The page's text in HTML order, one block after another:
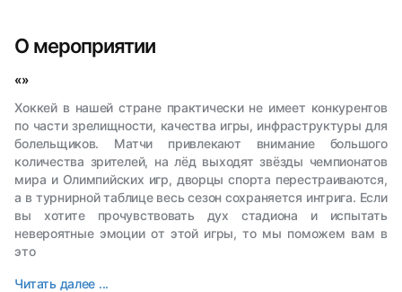
О мероприятии
«»
Хоккей в нашей стране практически не имеет конкурентов
по части зрелищности, качества игры, инфраструктуры для
болельщиков. Матчи привлекают внимание большого
количества зрителей, на лёд выходят звёзды чемпионатов
мира и Олимпийских игр, дворцы спорта перестраиваются,
а в турнирной таблице весь сезон сохраняется интрига. Если
вы хотите прочувствовать дух стадиона и испытать
невероятные эмоции от этой игры, то мы поможем вам в
это
Читать далее ...